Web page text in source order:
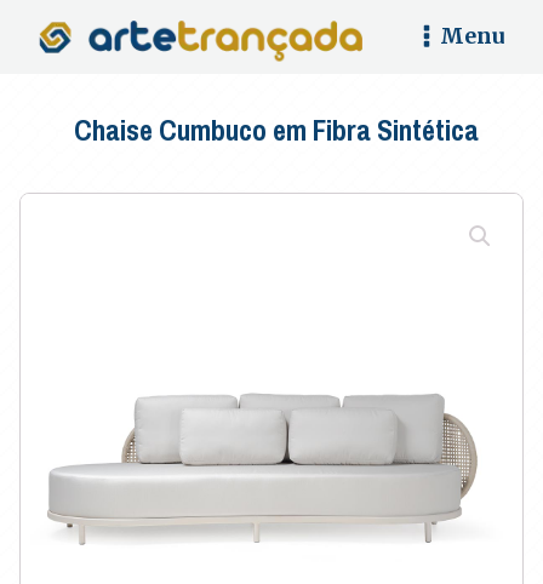
Menu
Chaise Cumbuco em Fibra Sintética